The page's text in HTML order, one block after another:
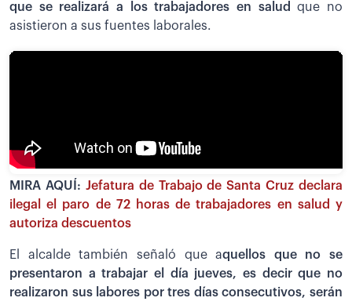
que se realizará a los trabajadores en saludque no
asistieron a sus fuentes laborales.
MIRA AQUÍ: Jefatura de Trabajo de Santa Cruz declara
ilegal el paro de 72 horas de trabajadores en salud y
autoriza descuentos
El alcalde también señaló que aquellos que no se
presentaron a trabajar el día jueves, es decir que no
realizaron sus labores por tres días consecutivos, serán